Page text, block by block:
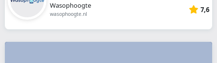
Wasophoogte
wasophoogte.nl 7,6